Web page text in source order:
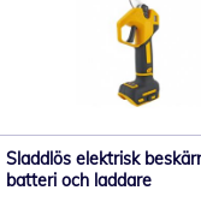
Sladdlös elektrisk
batteri och laddare